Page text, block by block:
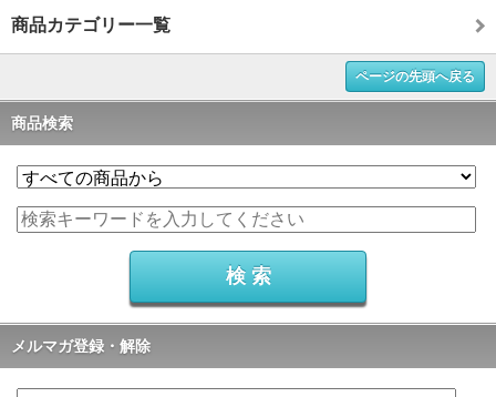
商品カテゴリー一覧
ページの先頭へ戻る
商品検索
メルマガ登録・解除